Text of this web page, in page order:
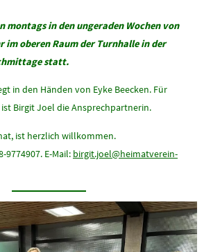
montags in den ungeraden Wochen von
im oberen Raum der Turnhalle in der
statt.
in den Händen von Eyke Beecken. Für
Birgit Joel die Ansprechpartnerin.
ist herzlich willkommen.
9774907. E-Mail: birgit.joel@heimatverein-